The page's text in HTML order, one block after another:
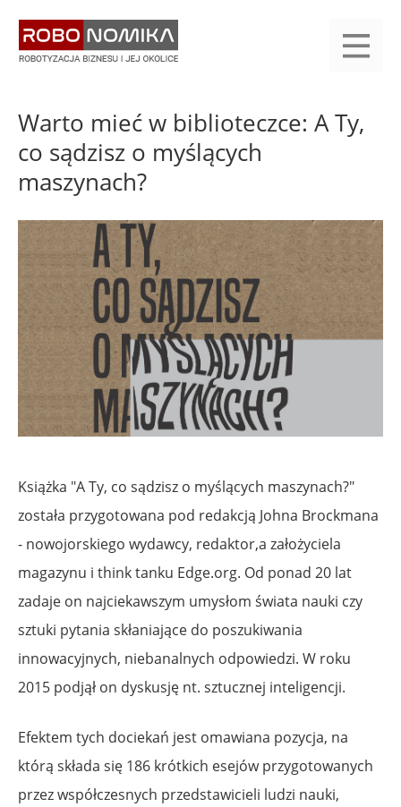
treści
yasne
main
menu
Warto mieć w biblioteczce: A Ty,
co sądzisz o myślących
maszynach?
Książka "A Ty, co sądzisz o myślących maszynach?"
została przygotowana pod redakcją Johna Brockmana
- nowojorskiego wydawcy, redaktor,a założyciela
magazynu i think tanku Edge.org. Od ponad 20 lat
zadaje on najciekawszym umysłom świata nauki czy
sztuki pytania skłaniające do poszukiwania
innowacyjnych, niebanalnych odpowiedzi. W roku
2015 podjął on dyskusję nt. sztucznej inteligencji.
Efektem tych dociekań jest omawiana pozycja, na
którą składa się 186 krótkich esejów przygotowanych
przez współczesnych przedstawicieli ludzi nauki,